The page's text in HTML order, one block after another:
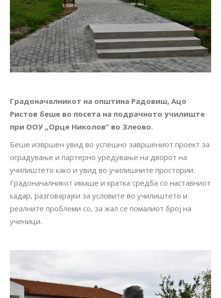
Градоначалникот на општина Радовиш, Ацо
Ристов беше во посета на подрачното училиште
при ООУ „Орце Николов“ во Злеово.
Беше извршен увид во успешно завршениот проект за
оградување и партерно уредување на дворот на
училиштето како и увид во училишните простории.
Градоначалникот имаше и кратка средба со наставниот
кадар, разговарајки за условите во училиштето и
реалните проблеми со, за жал се помалиот број на
ученици.